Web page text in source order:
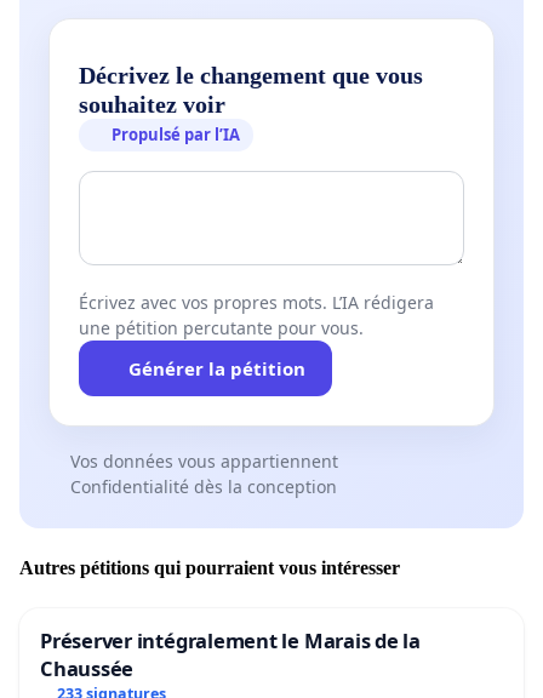
Décrivez le changement que vous
souhaitez voir
Propulsé par l’IA
Écrivez avec vos propres mots. L’IA rédigera
une pétition percutante pour vous.
Générer la pétition
Vos données vous appartiennent
Confidentialité dès la conception
Autres pétitions qui pourraient vous intéresser
Préserver intégralement le Marais de la
Chaussée
233 signatures